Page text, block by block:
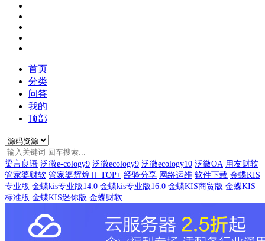
首页
分类
问答
我的
顶部
梁言良语 泛微e-cology9 泛微ecology9 泛微ecology10 泛微OA 用友财软
管家婆财软 管家婆辉煌Ⅱ TOP+ 经验分享 网络运维 软件下载 金蝶KIS
专业版 金蝶kis专业版14.0 金蝶kis专业版16.0 金蝶KIS商贸版 金蝶KIS
标准版 金蝶KIS迷你版 金蝶财软